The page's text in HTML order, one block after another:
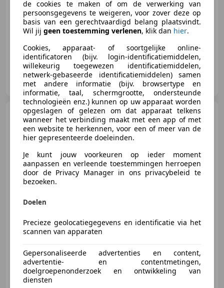
107 kW (145 PK)
Garagebedrijf Henny Veenings
NL-1521 PW WORMERVEER
Fiat Ducato30 2.3 MultiJet
KH1 DC 6 PERSOONS - AIRCO -
TREKHA
€ 5.400
Excl. BTW
Garagebedrijf Henny Veenings
NL-1521 PW WORMERVEER
de cookies te maken of om de verwerking van
persoonsgegevens te weigeren, voor zover deze op
basis van een gerechtvaardigd belang plaatsvindt.
Wil jij geen toestemming verlenen, klik dan hier.
Cookies, apparaat- of soortgelijke online-
identificatoren (bijv. login-identificatiemiddelen,
willekeurig toegewezen identificatiemiddelen,
netwerk-gebaseerde identificatiemiddelen) samen
met andere informatie (bijv. browsertype en
informatie, taal, schermgrootte, ondersteunde
technologieën enz.) kunnen op uw apparaat worden
opgeslagen of gelezen om dat apparaat telkens
wanneer het verbinding maakt met een app of met
een website te herkennen, voor een of meer van de
hier gepresenteerde doeleinden.
Je kunt jouw voorkeuren op ieder moment
aanpassen en verleende toestemmingen herroepen
door de Privacy Manager in ons privacybeleid te
bezoeken.
Doelen
Precieze geolocatiegegevens en identificatie via het
scannen van apparaten
Gepersonaliseerde advertenties en content,
advertentie- en contentmetingen,
doelgroepenonderzoek en ontwikkeling van
diensten